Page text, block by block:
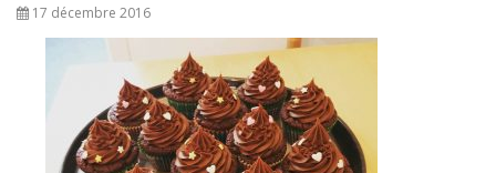
17 décembre 2016